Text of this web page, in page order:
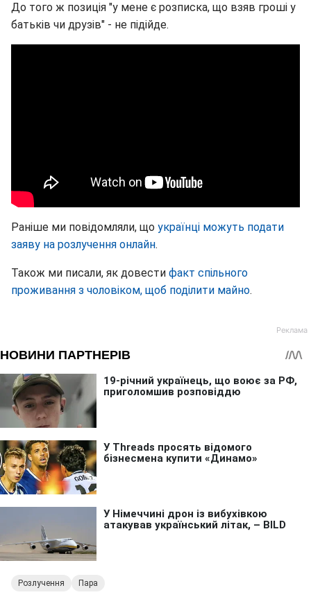
До того ж позиція "у мене є розписка, що взяв гроші у
батьків чи друзів" - не підійде.
Раніше ми повідомляли, що українці можуть подати
заяву на розлучення онлайн.
Також ми писали, як довести факт спільного
проживання з чоловіком, щоб поділити майно.
Розлучення Пара